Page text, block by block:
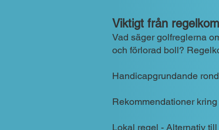
Viktigt från
Vad säger golfreglerna
och förlorad boll?
Handicapgrundande
Rekommendationer
Lokal regel - Alternativ